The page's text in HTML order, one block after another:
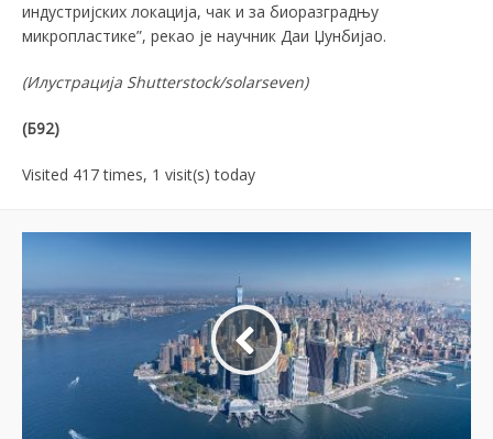
индустријских локација, чак и за биоразградњу
микропластике”, рекао је научник Даи Џунбијао.
(Илустрација Shutterstock/solarseven)
(Б92)
Visited 417 times, 1 visit(s) today